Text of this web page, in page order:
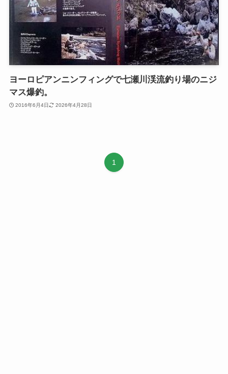
ヨーロピアンニンフィングで七瀬川渓流釣り場のニジ
マス爆釣。
2016年6月4日 2026年4月28日
1